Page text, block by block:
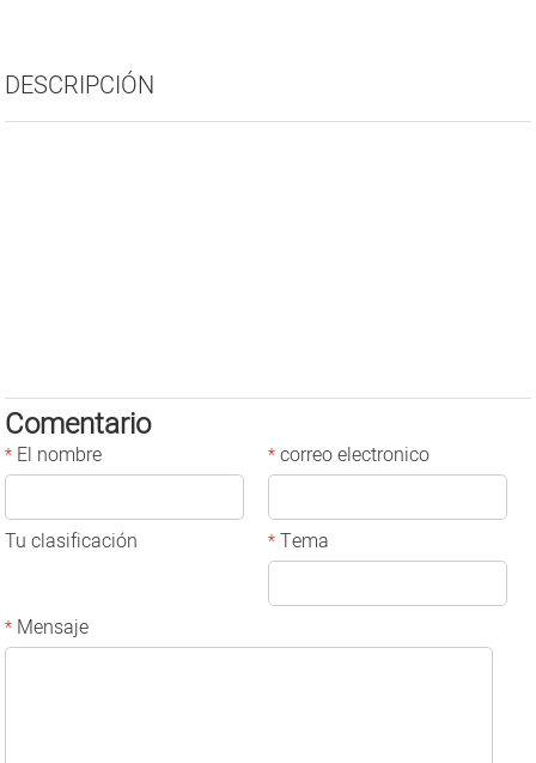
DESCRIPCIÓN
Comentario
* El nombre *correo electronico
Tu clasificación *Tema
* Mensaje